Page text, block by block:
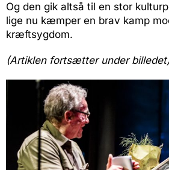
Og den gik altså til en stor
lige nu kæmper en brav kamp
kræftsygdom.
(Artiklen fortsætter under